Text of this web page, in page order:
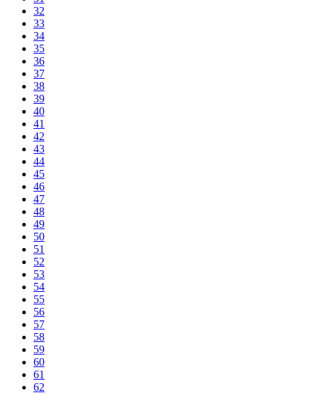
32
33
34
35
36
37
38
39
40
41
42
43
44
45
46
47
48
49
50
51
52
53
54
55
56
57
58
59
60
61
62